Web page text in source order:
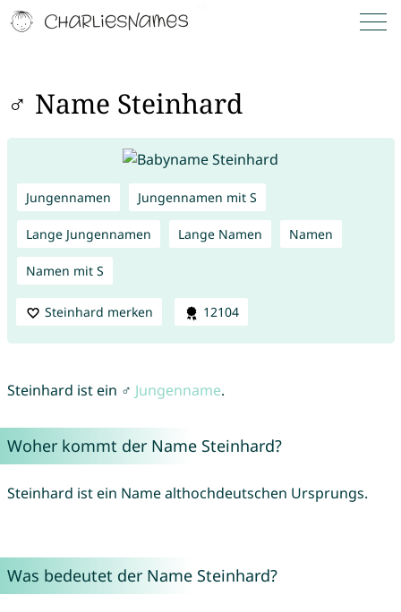
♂ Name Steinhard
Jungennamen Jungennamen mit S
Lange Jungennamen Lange Namen Namen
Namen mit S
Steinhard merken 12104
Steinhard ist ein ♂ Jungenname.
Woher kommt der Name Steinhard?
Steinhard ist ein Name althochdeutschen Ursprungs.
Was bedeutet der Name Steinhard?